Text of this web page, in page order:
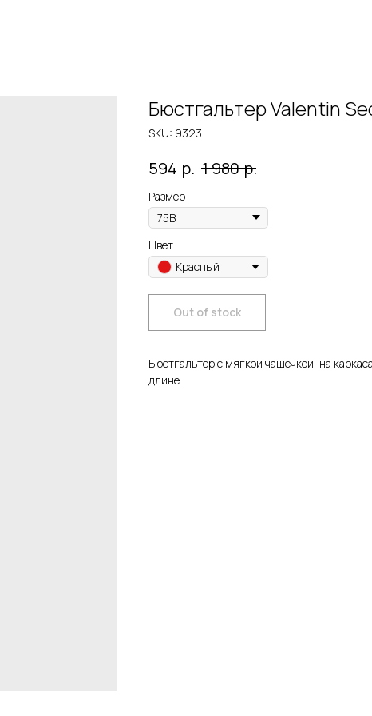
Бюстгальтер Valentin
SKU: 9323
594 р. 1 980 р.
Размер
Цвет
Красный
Out of stock
Бюстгальтер с мягкой чашечкой, на
длине.